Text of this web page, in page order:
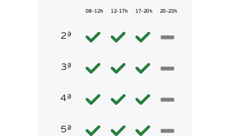
08-12h 12-17h 17-20h 20-23h
2ª
3ª
4ª
5ª